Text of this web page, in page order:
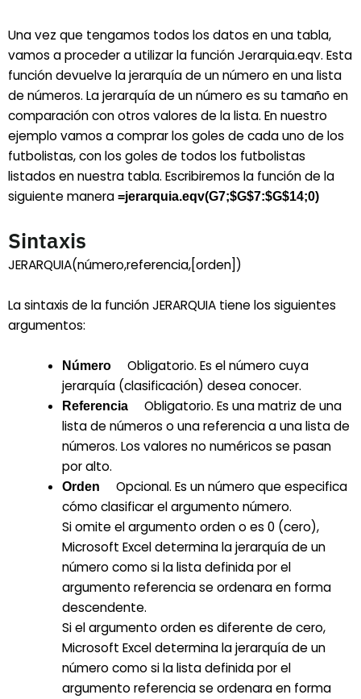
Una vez que tengamos todos los datos en una tabla,
vamos a proceder a utilizar la función Jerarquia.eqv. Esta
función devuelve la jerarquía de un número en una lista
de números. La jerarquía de un número es su tamaño en
comparación con otros valores de la lista. En nuestro
ejemplo vamos a comprar los goles de cada uno de los
futbolistas, con los goles de todos los futbolistas
listados en nuestra tabla. Escribiremos la función de la
siguiente manera =jerarquia.eqv(G7;$G$7:$G$14;0)
Sintaxis
JERARQUIA(número,referencia,[orden])
La sintaxis de la función JERARQUIA tiene los siguientes
argumentos:
NúmeroObligatorio. Es el número cuya
jerarquía (clasificación) desea conocer.
ReferenciaObligatorio. Es una matriz de una
lista de números o una referencia a una lista de
números. Los valores no numéricos se pasan
por alto.
Orden
Opcional. Es un número que especifica
cómo clasificar el argumento número.
Si omite el argumento orden o es 0 (cero),
Microsoft Excel determina la jerarquía de un
número como si la lista definida por el
argumento referencia se ordenara en forma
descendente.
Si el argumento orden es diferente de cero,
Microsoft Excel determina la jerarquía de un
número como si la lista definida por el
argumento referencia se ordenara en forma